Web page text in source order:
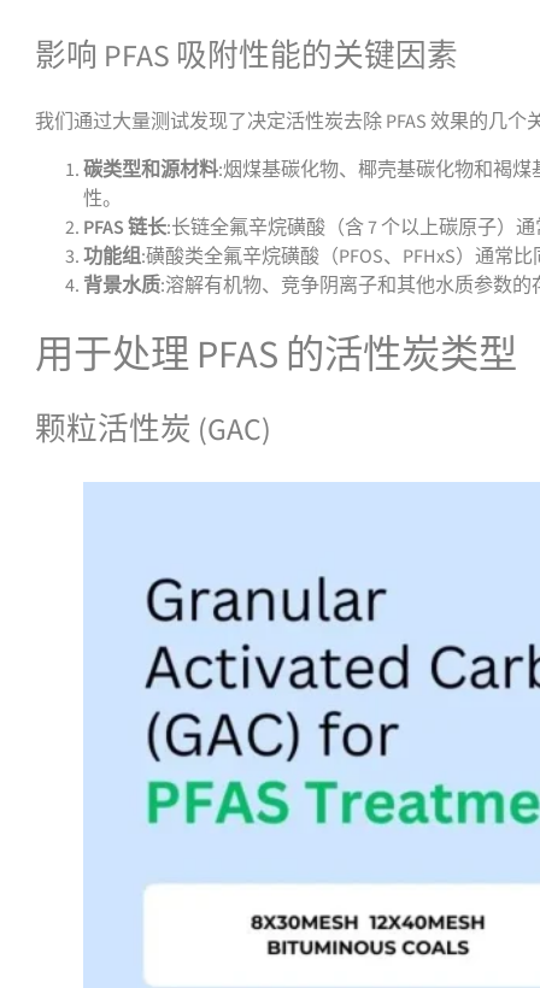
影响 PFAS 吸附性能的关键因素
我们通过大量测试发现了决定活性炭去除 PFAS 效果的几个
碳类型和源材料:烟煤基碳化物、椰壳基碳化物和褐
性。
PFAS 链长:长链全氟辛烷磺酸（含 7 个以上碳原子）
功能组:磺酸类全氟辛烷磺酸（PFOS、PFHxS）通常
背景水质:溶解有机物、竞争阴离子和其他水质参数
用于处理 PFAS 的活性炭类型
颗粒活性炭 (GAC)